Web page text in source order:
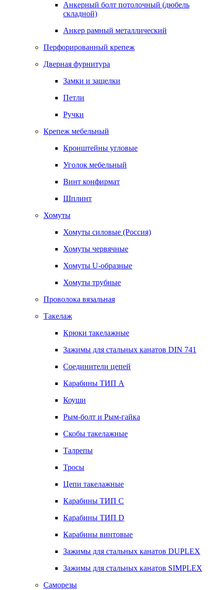
Анкерный болт потолочный (дюбель
складной)
Анкер рамный металлический
Перфорированный крепеж
Дверная фурнитура
Замки и защелки
Петли
Ручки
Крепеж мебельный
Кронштейны угловые
Уголок мебельный
Винт конфирмат
Шплинт
Хомуты
Хомуты силовые (Россия)
Хомуты червячные
Хомуты U-образные
Хомуты трубные
Проволока вязальная
Такелаж
Крюки такелажные
Зажимы для стальных канатов DIN 741
Соединители цепей
Карабины ТИП А
Коуши
Рым-болт и Рым-гайка
Скобы такелажные
Талрепы
Тросы
Цепи такелажные
Карабины ТИП C
Карабины ТИП D
Карабины винтовые
Зажимы для стальных канатов DUPLEX
Зажимы для стальных канатов SIMPLEX
Саморезы